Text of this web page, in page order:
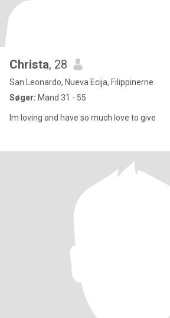
Christa, 28
San Leonardo, Nueva Ecija, Filippinerne
Søger: Mand 31 - 55
Im loving and have so much love to give